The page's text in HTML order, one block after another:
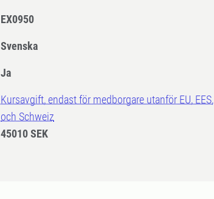
EX0950
Svenska
Ja
Kursavgift, endast för medborgare utanför EU, EES,
och Schweiz
45010 SEK